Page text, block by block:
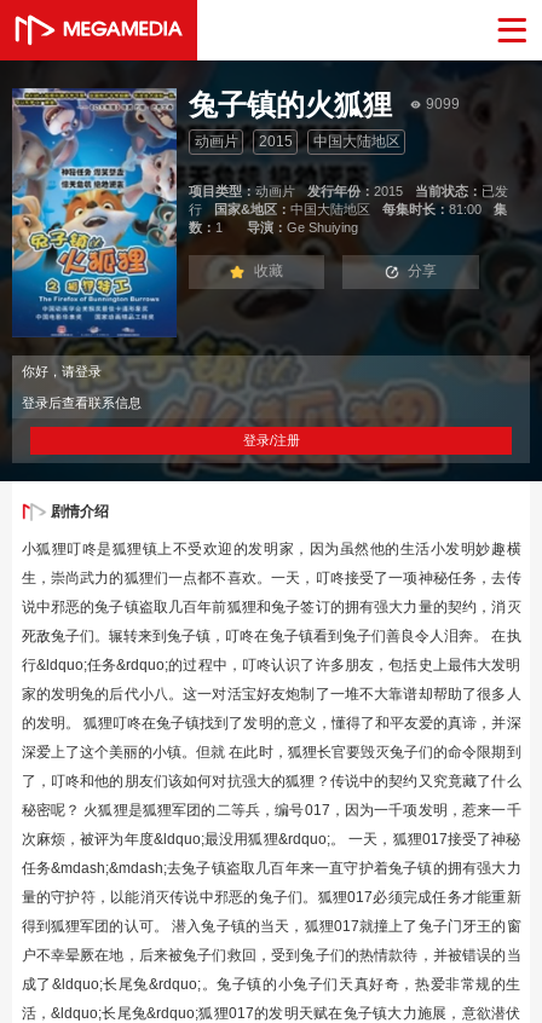
兔子镇的火狐狸 9099
动画片 2015 中国大陆地区
项目类型： 动画片 发行年份： 2015 当前状态： 已发
行
国家&地区： 中国大陆地区 每集时长：81:00
集
数： 1 导演： Ge Shuiying
收藏 分享
你好，请登录
登录后查看联系信息
登录/注册
剧情介绍
小狐狸叮咚是狐狸镇上不受欢迎的发明家，因为虽然他的生活小发明妙趣横
生，崇尚武力的狐狸们一点都不喜欢。一天，叮咚接受了一项神秘任务，去传
说中邪恶的兔子镇盗取几百年前狐狸和兔子签订的拥有强大力量的契约，消灭
死敌兔子们。辗转来到兔子镇，叮咚在兔子镇看到兔子们善良令人泪奔。 在执
行&ldquo;任务&rdquo;的过程中，叮咚认识了许多朋友，包括史上最伟大发明
家的发明兔的后代小八。这一对活宝好友炮制了一堆不大靠谱却帮助了很多人
的发明。 狐狸叮咚在兔子镇找到了发明的意义，懂得了和平友爱的真谛，并深
深爱上了这个美丽的小镇。但就 在此时，狐狸长官要毁灭兔子们的命令限期到
了，叮咚和他的朋友们该如何对抗强大的狐狸？传说中的契约又究竟藏了什么
秘密呢？ 火狐狸是狐狸军团的二等兵，编号017，因为一千项发明，惹来一千
次麻烦，被评为年度&ldquo;最没用狐狸&rdquo;。 一天，狐狸017接受了神秘
任务&mdash;&mdash;去兔子镇盗取几百年来一直守护着兔子镇的拥有强大力
量的守护符，以能消灭传说中邪恶的兔子们。狐狸017必须完成任务才能重新
得到狐狸军团的认可。 潜入兔子镇的当天，狐狸017就撞上了兔子门牙王的窗
户不幸晕厥在地，后来被兔子们救回，受到兔子们的热情款待，并被错误的当
成了&ldquo;长尾兔&rdquo;。兔子镇的小兔子们天真好奇，热爱非常规的生
活，&ldquo;长尾兔&rdquo;狐狸017的发明天赋在兔子镇大力施展，意欲潜伏